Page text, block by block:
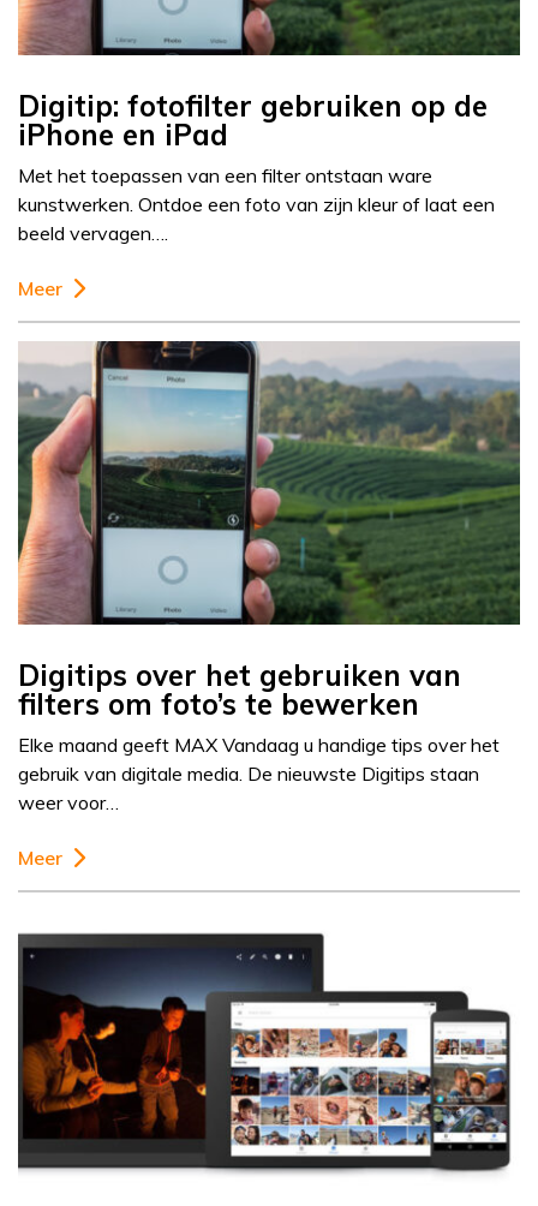
Digitip: fotofilter gebruiken op de
iPhone en iPad
Met het toepassen van een filter ontstaan ware
kunstwerken. Ontdoe een foto van zijn kleur of laat een
beeld vervagen….
Meer
Digitips over het gebruiken van
filters om foto’s te bewerken
Elke maand geeft MAX Vandaag u handige tips over het
gebruik van digitale media. De nieuwste Digitips staan
weer voor…
Meer